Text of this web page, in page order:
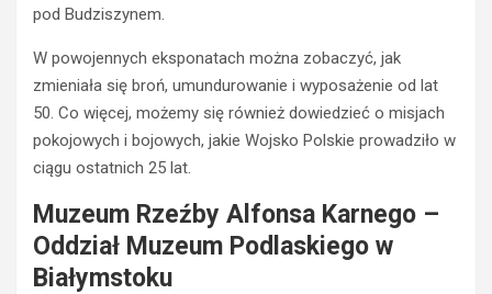
pod Budziszynem.
W powojennych eksponatach można zobaczyć, jak
zmieniała się broń, umundurowanie i wyposażenie od lat
50. Co więcej, możemy się również dowiedzieć o misjach
pokojowych i bojowych, jakie Wojsko Polskie prowadziło w
ciągu ostatnich 25 lat.
Muzeum Rzeźby Alfonsa Karnego –
Oddział Muzeum Podlaskiego w
Białymstoku